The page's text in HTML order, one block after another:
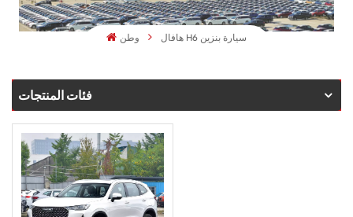
وطن هافال H6 سيارة بنزين
فئات المنتجات